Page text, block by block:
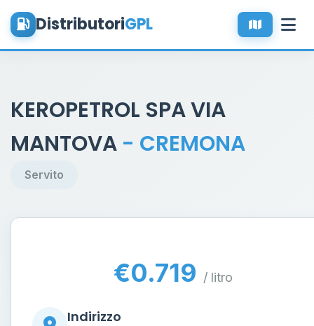
DistributoriGPL
KEROPETROL SPA VIA
MANTOVA - CREMONA
Servito
€0.719 / litro
Indirizzo